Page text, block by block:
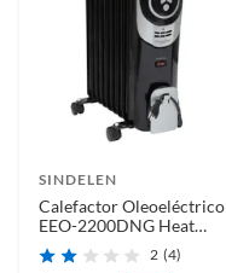
SINDELEN
Calefactor Oleoeléctrico
EEO-2200DNG Heat
Digital
2 (4)